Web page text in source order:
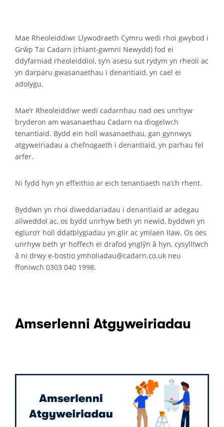
Mae Rheoleiddiwr Llywodraeth Cymru wedi rhoi gwybod i
Grŵp Tai Cadarn (rhiant-gwmni Newydd) fod ei
ddyfarniad rheoleiddiol, sy’n asesu sut rydym yn rheoli ac
yn darparu gwasanaethau i denantiaid, yn cael ei
adolygu.
Mae’r Rheoleiddiwr wedi cadarnhau nad oes unrhyw
bryderon am wasanaethau Cadarn na diogelwch
tenantiaid. Bydd ein holl wasanaethau, gan gynnwys
atgyweiriadau a chefnogaeth i denantiaid, yn parhau fel
arfer.
Ni fydd hyn yn effeithio ar eich tenantiaeth na’ch rhent.
Byddwn yn rhoi diweddariadau i denantiaid ar adegau
allweddol ac, os bydd unrhyw beth yn newid, byddwn yn
egluro’r holl ddatblygiadau yn glir ac ymlaen llaw. Os oes
unrhyw beth yr hoffech ei drafod ynglŷn â hyn, cysylltwch
â ni drwy e-bostio ymholiadau@cadarn.co.uk neu
ffoniwch 0303 040 1998.
Amserlenni Atgyweiriadau